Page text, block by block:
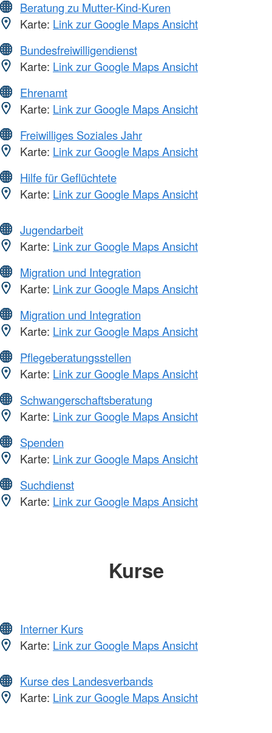
Beratung zu Mutter-Kind-Kuren
Karte: Link zur Google Maps Ansicht
Bundesfreiwilligendienst
Karte: Link zur Google Maps Ansicht
Ehrenamt
Karte: Link zur Google Maps Ansicht
Freiwilliges Soziales Jahr
Karte: Link zur Google Maps Ansicht
Hilfe für Geflüchtete
Karte: Link zur Google Maps Ansicht
Jugendarbeit
Karte: Link zur Google Maps Ansicht
Migration und Integration
Karte: Link zur Google Maps Ansicht
Migration und Integration
Karte: Link zur Google Maps Ansicht
Pflegeberatungsstellen
Karte: Link zur Google Maps Ansicht
Schwangerschaftsberatung
Karte: Link zur Google Maps Ansicht
Spenden
Karte: Link zur Google Maps Ansicht
Suchdienst
Karte: Link zur Google Maps Ansicht
Kurse
Interner Kurs
Karte: Link zur Google Maps Ansicht
Kurse des Landesverbands
Karte: Link zur Google Maps Ansicht